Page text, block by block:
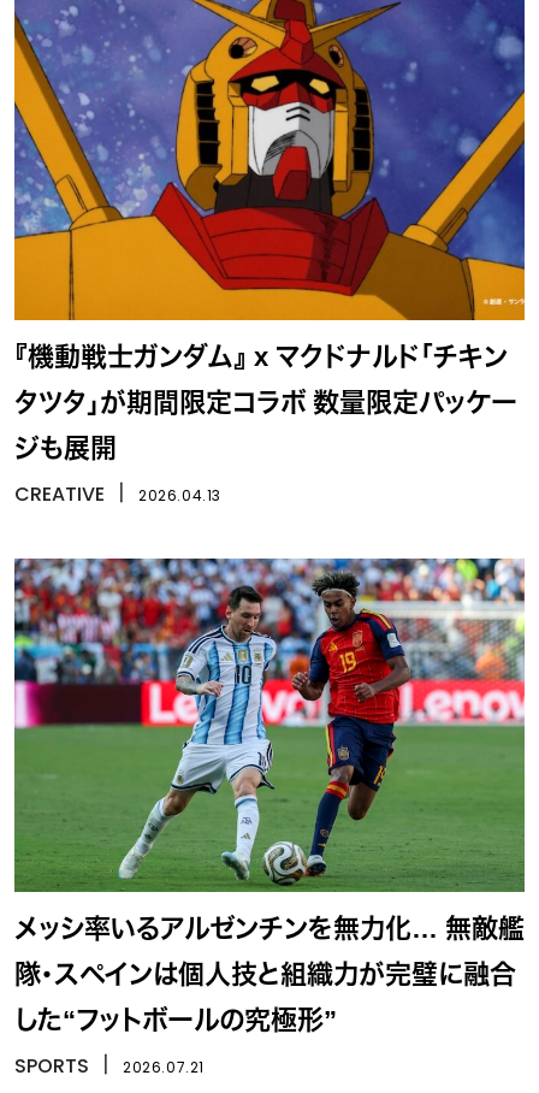
『機動戦士ガンダム』 x マクドナルド「チキン
タツタ」が期間限定コラボ 数量限定パッケー
ジも展開
CREATIVE 2026.04.13
メッシ率いるアルゼンチンを無力化… 無敵艦
隊・スペインは個人技と組織力が完璧に融合
した“フットボールの究極形”
SPORTS 2026.07.21